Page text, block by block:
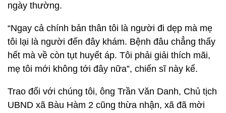
ngày thường.
“Ngay cả chính bản thân tôi là người đi dẹp mà mẹ
tôi lại là người đến đây khám. Bệnh đâu chẳng thấy
hết mà về còn tụt huyết áp. Tôi phải giải thích mãi,
mẹ tôi mới không tới đây nữa”, chiến sĩ này kể.
Trao đổi với chúng tôi, ông Trần Văn Danh, Chủ tịch
UBND xã Bàu Hàm 2 cũng thừa nhận, xã đã mời